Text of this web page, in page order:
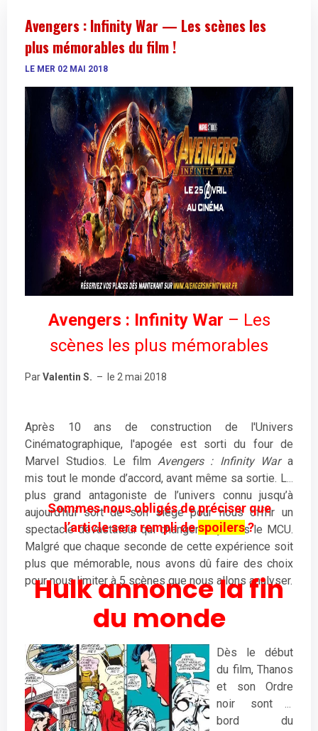
Avengers : Infinity War — Les scènes les
plus mémorables du film !
LE MER 02 MAI 2018
Avengers : Infinity War – Les
scènes les plus mémorables
ParValentin S. – le 2 mai 2018
Après 10 ans de construction de l'Univers
Cinématographique, l'apogée est sorti du four de
Marvel Studios. Le film Avengers : Infinity Wara
mis tout le monde d’accord, avant même sa sortie. Le
plus grand antagoniste de l’univers connu jusqu’à
aujourd’hui sort de son siège pour nous offrir un
spectacle dévastateur qui changera à jamais le MCU.
Malgré que chaque seconde de cette expérience soit
plus que mémorable, nous avons dû faire des choix
pour nous limiter à 5 scènes que nous allons analyser.
Sommes nous obligés de préciser que
l’article sera rempli despoilers?
Hulk annonce la fin
du monde
Dès le début
du film, Thanos
et son Ordre
noir sont à
bord du